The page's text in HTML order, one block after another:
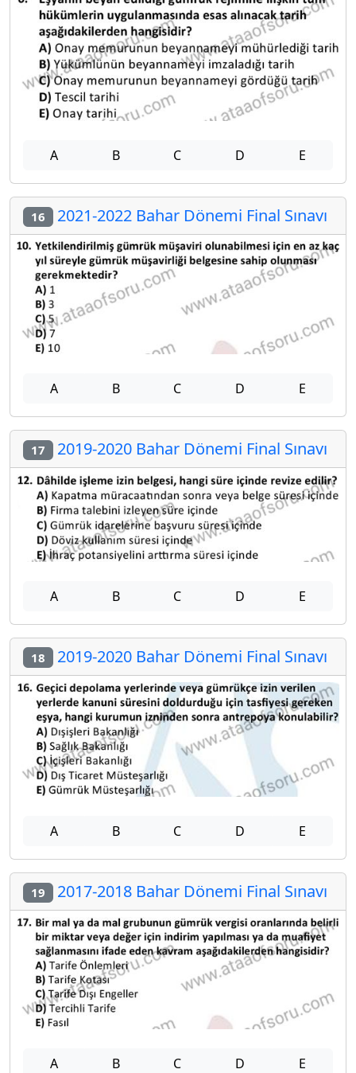
A B C D E
16 2021-2022 Bahar Dönemi Final Sınavı
A B C D E
17 2019-2020 Bahar Dönemi Final Sınavı
A B C D E
18 2019-2020 Bahar Dönemi Final Sınavı
A B C D E
19 2017-2018 Bahar Dönemi Final Sınavı
A B C D E